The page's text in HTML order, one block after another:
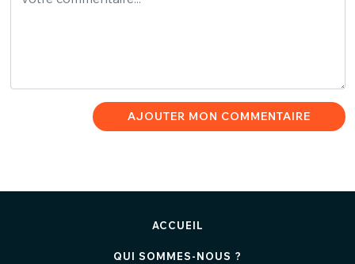
AJOUTER MON COMMENTAIRE
ACCUEIL
QUI SOMMES-NOUS ?